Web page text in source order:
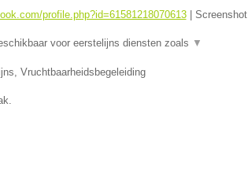
profile.php?id=61581218070613| Screenshot
voor eerstelijns diensten zoals ▼
Vruchtbaarheidsbegeleiding